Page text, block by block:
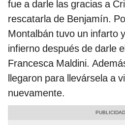
fue a darle las gracias a
rescatarla de Benjamín.
Montalbán tuvo un infarto
infierno después de darle
Francesca Maldini.
llegaron para llevársela a
nuevamente.